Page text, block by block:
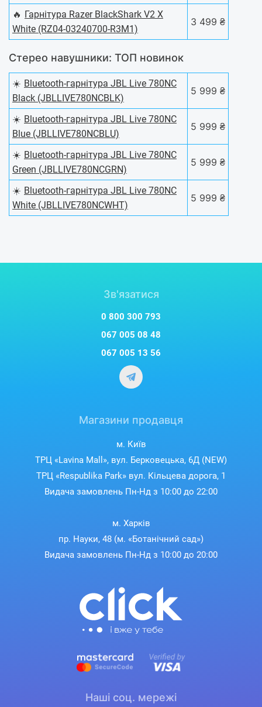
🔥 Гарнітура Razer BlackShark V2 X
White (RZ04-03240700-R3M1)
3 499 ₴
Стерео навушники: ТОП новинок
☀️ Bluetooth-гарнітура JBL Live 780NC
Black (JBLLIVE780NCBLK)
5 999 ₴
☀️ Bluetooth-гарнітура JBL Live 780NC
Blue (JBLLIVE780NCBLU)
5 999 ₴
☀️ Bluetooth-гарнітура JBL Live 780NC
Green (JBLLIVE780NCGRN)
5 999 ₴
☀️ Bluetooth-гарнітура JBL Live 780NC
White (JBLLIVE780NCWHT)
5 999 ₴
Зв'язатися
0 800 300 793
067 005 08 48
067 005 13 56
Магазини продавця
м. Київ
ТРЦ «Lavina Mall», вул. Берковецька, 6Д (NEW)
ТРЦ «Respublika Park» вул. Кільцева дорога, 1
Видача замовлень Пн-Нд з 10:00 до 22:00
м. Харків
пр. Науки, 48 (м. «Ботанічний сад»)
Видача замовлень Пн-Нд з 10:00 до 20:00
Наші соц. мережі